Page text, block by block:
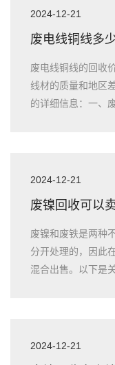
2024-12-21
废电线铜线多
废电线铜线的回收
线材的质量和地区
的详细信息：一、
2024-12-21
废镍回收可以
废镍和废铁是两种
分开处理的，因此
混合出售。以下是
2024-12-21